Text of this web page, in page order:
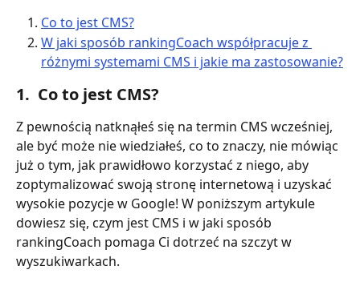
Co to jest CMS?
W jaki sposób rankingCoach współpracuje z
różnymi systemami CMS i jakie ma zastosowanie?
1.  Co to jest CMS?
Z pewnością natknąłeś się na termin CMS wcześniej,
ale być może nie wiedziałeś, co to znaczy, nie mówiąc
już o tym, jak prawidłowo korzystać z niego, aby
zoptymalizować swoją stronę internetową i uzyskać
wysokie pozycje w Google! W poniższym artykule
dowiesz się, czym jest CMS i w jaki sposób
rankingCoach pomaga Ci dotrzeć na szczyt w
wyszukiwarkach.